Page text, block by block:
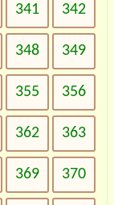
341 342
348 349
355 356
362 363
369 370